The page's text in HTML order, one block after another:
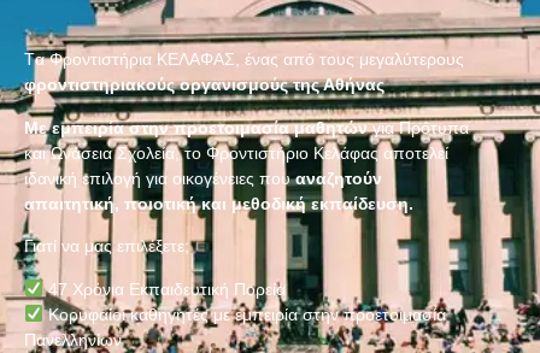
Tα Φροντιστήρια ΚΕΛΑΦΑΣ, ένας από τους μεγαλύτερους
φροντιστηριακούς οργανισμούς της Αθήνας
Με εμπειρία στην προετοιμασία μαθητώνγια Πρότυπα
και Ωνάσεια Σχολεία, το Φροντιστήριο Κελάφας αποτελεί
ιδανική επιλογή για οικογένειες πουαναζητούν
απαιτητική, ποιοτική και μεθοδική εκπαίδευση.
Γιατί να μας επιλέξετε;
47 Χρόνια Εκπαιδευτική Πορεία
Κορυφαίοι καθηγητές με εμπειρία στην προετοιμασία
Πανελληνίων